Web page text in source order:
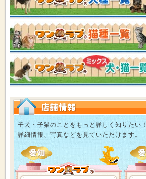
子犬・子猫のことをもっと詳しく知りたい
詳細情報、写真などを見ていただけます。